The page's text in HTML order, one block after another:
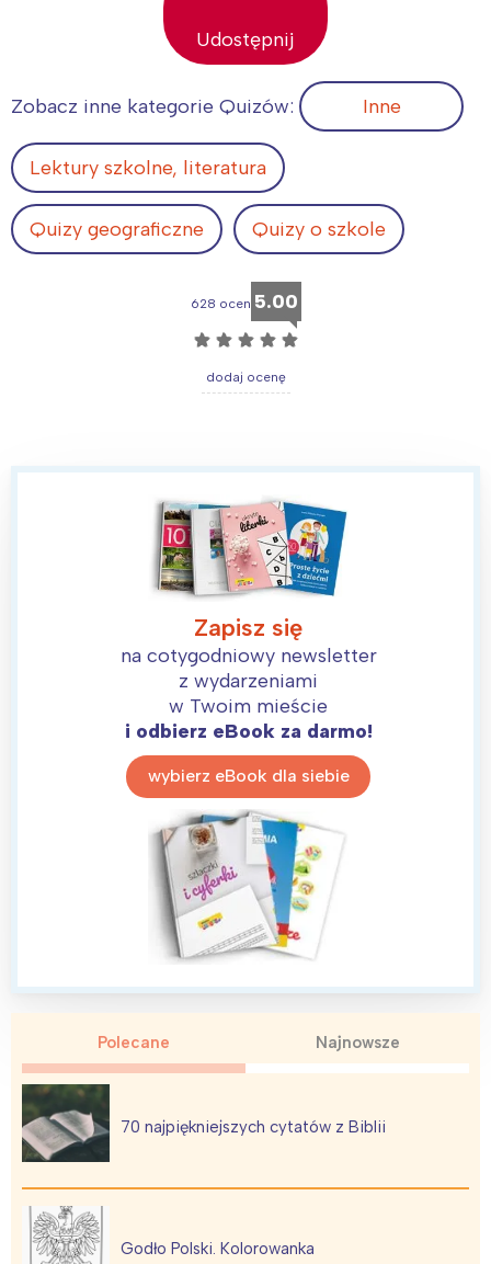
Udostępnij
Zobacz inne kategorie Quizów: Inne
Lektury szkolne, literatura
Quizy geograficzne Quizy o szkole
628 ocen 5.00
☆ ☆ ☆ ☆ ☆
dodaj ocenę
Zapisz się
na cotygodniowy newsletter
z wydarzeniami
w Twoim mieście
i odbierz eBook za darmo!
wybierz eBook dla siebie
Polecane Najnowsze
70 najpiękniejszych cytatów z Biblii
Godło Polski. Kolorowanka